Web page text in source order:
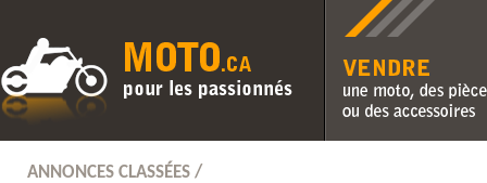
Vendre une moto, des
des accessoires
ANNONCES CLASSÉES /